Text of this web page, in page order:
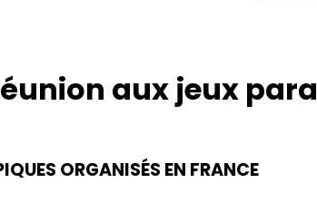
aux jeux
ORGANISÉS EN FRANCE